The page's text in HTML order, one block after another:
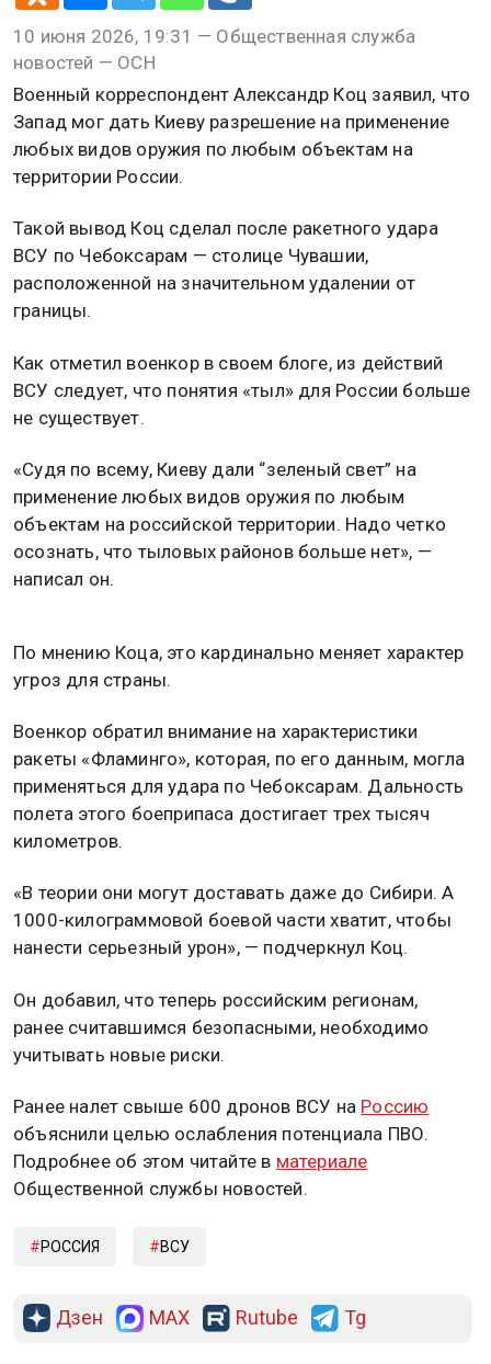
10 июня 2026, 19:31 — Общественная служба
новостей — ОСН
Военный корреспондент Александр Коц заявил, что
Запад мог дать Киеву разрешение на применение
любых видов оружия по любым объектам на
территории России.
Такой вывод Коц сделал после ракетного удара
ВСУ по Чебоксарам — столице Чувашии,
расположенной на значительном удалении от
границы.
Как отметил военкор в своем блоге, из действий
ВСУ следует, что понятия «тыл» для России больше
не существует.
«Судя по всему, Киеву дали “зеленый свет” на
применение любых видов оружия по любым
объектам на российской территории. Надо четко
осознать, что тыловых районов больше нет», —
написал он.
По мнению Коца, это кардинально меняет характер
угроз для страны.
Военкор обратил внимание на характеристики
ракеты «Фламинго», которая, по его данным, могла
применяться для удара по Чебоксарам. Дальность
полета этого боеприпаса достигает трех тысяч
километров.
«В теории они могут доставать даже до Сибири. А
1000-килограммовой боевой части хватит, чтобы
нанести серьезный урон», — подчеркнул Коц.
Он добавил, что теперь российским регионам,
ранее считавшимся безопасными, необходимо
учитывать новые риски.
Ранее налет свыше 600 дронов ВСУ на Россию
объяснили целью ослабления потенциала ПВО.
Подробнее об этом читайте в материале
Общественной службы новостей.
РОССИЯ ВСУ
Дзен MAX Rutube Tg